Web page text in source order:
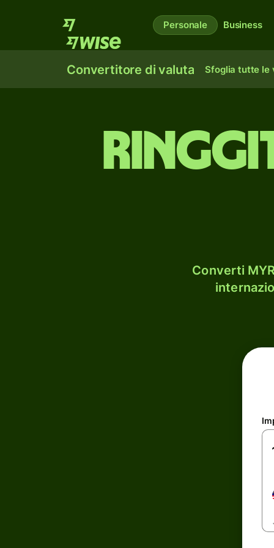
Personale Business
Convertitore di valuta Sfoglia tutte le
Converti